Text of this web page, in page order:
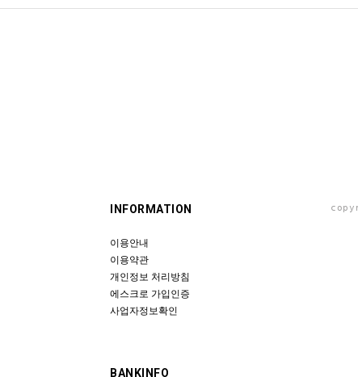
INFORMATION
이용안내
이용약관
개인정보 처리방침
에스크로 가입인증
사업자정보확인
BANKINFO